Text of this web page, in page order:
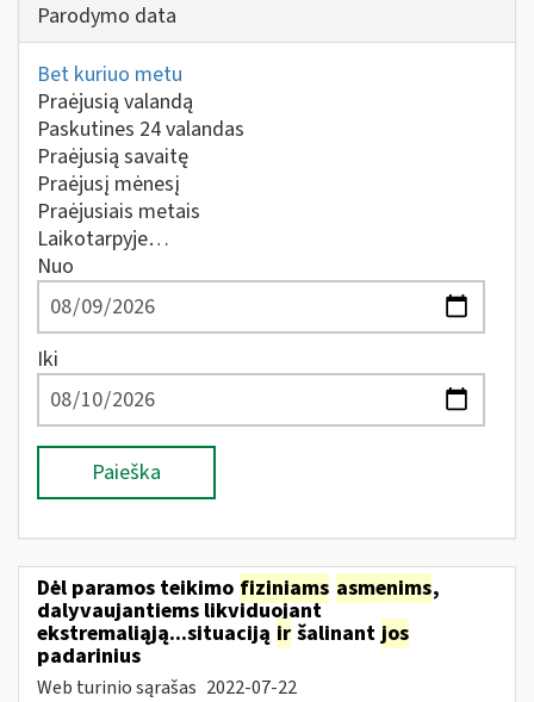
Parodymo data
Bet kuriuo metu
Praėjusią valandą
Paskutines 24 valandas
Praėjusią savaitę
Praėjusį mėnesį
Praėjusiais metais
Laikotarpyje…
Nuo
Iki
Paieška
Dėl paramos teikimo fiziniams asmenims,
dalyvaujantiems likviduojant
ekstremaliąją...situaciją ir šalinant jos
padarinius
Web turinio sąrašas 2022-07-22